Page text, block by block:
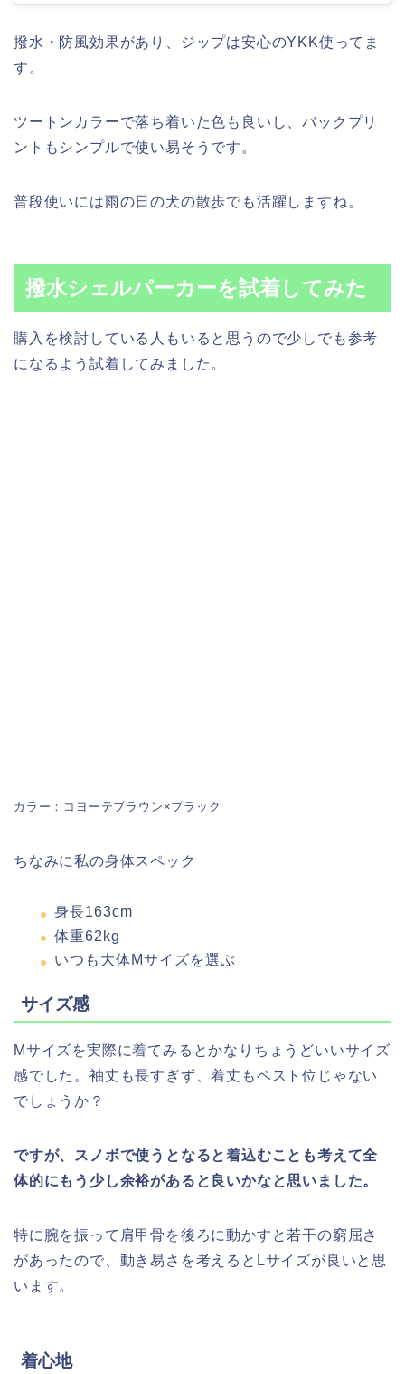
撥水・防風効果があり、ジップは安心のYKK使ってま
す。
ツートンカラーで落ち着いた色も良いし、バックプリ
ントもシンプルで使い易そうです。
普段使いには雨の日の犬の散歩でも活躍しますね。
撥水シェルパーカーを試着してみた
購入を検討している人もいると思うので少しでも参考
になるよう試着してみました。
カラー：コヨーテブラウン×ブラック
ちなみに私の身体スペック
身長163cm
体重62kg
いつも大体Mサイズを選ぶ
サイズ感
Mサイズを実際に着てみるとかなりちょうどいいサイズ
感でした。袖丈も長すぎず、着丈もベスト位じゃない
でしょうか？
ですが、スノボで使うとなると着込むことも考えて全
体的にもう少し余裕があると良いかなと思いました。
特に腕を振って肩甲骨を後ろに動かすと若干の窮屈さ
があったので、動き易さを考えるとLサイズが良いと思
います。
着心地